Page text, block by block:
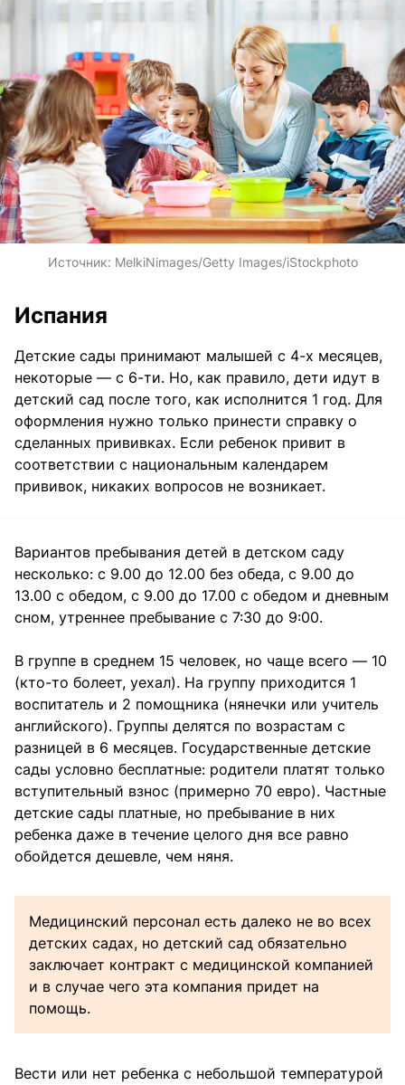
Источник: MelkiNimages/Getty Images/iStockphoto
Испания
Детские сады принимают малышей с 4-х месяцев,
некоторые — с 6-ти. Но, как правило, дети идут в
детский сад после того, как исполнится 1 год. Для
оформления нужно только принести справку о
сделанных прививках. Если ребенок привит в
соответствии с национальным календарем
прививок, никаких вопросов не возникает.
Вариантов пребывания детей в детском саду
несколько: с 9.00 до 12.00 без обеда, с 9.00 до
13.00 с обедом, с 9.00 до 17.00 с обедом и дневным
сном, утреннее пребывание с 7:30 до 9:00.
В группе в среднем 15 человек, но чаще всего — 10
(кто-то болеет, уехал). На группу приходится 1
воспитатель и 2 помощника (нянечки или учитель
английского). Группы делятся по возрастам с
разницей в 6 месяцев. Государственные детские
сады условно бесплатные: родители платят только
вступительный взнос (примерно 70 евро). Частные
детские сады платные, но пребывание в них
ребенка даже в течение целого дня все равно
обойдется дешевле, чем няня.
Медицинский персонал есть далеко не во всех
детских садах, но детский сад обязательно
заключает контракт с медицинской компанией
и в случае чего эта компания придет на
помощь.
Вести или нет ребенка с небольшой температурой